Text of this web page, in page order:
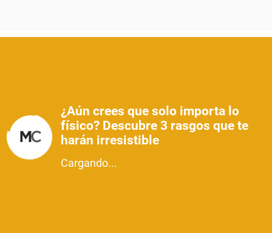
¿Aún crees que solo importa lo
físico? Descubre 3 rasgos que te
harán irresistible
Cargando...